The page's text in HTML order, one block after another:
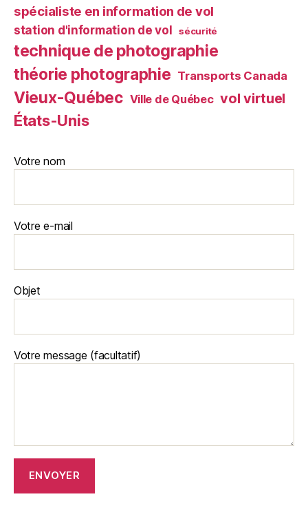
spécialiste en information de vol
station d'information de vol sécurité
technique de photographie
théorie photographie Transports Canada
Vieux-Québec Ville de Québec vol virtuel
États-Unis
Votre nom
Votre e-mail
Objet
Votre message (facultatif)